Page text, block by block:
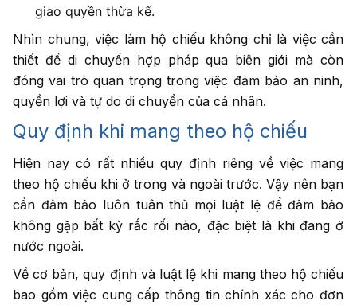
giao quyền thừa kế.
Nhìn chung, việc làm hộ chiếu không chỉ là việc cần
thiết để di chuyển hợp pháp qua biên giới mà còn
đóng vai trò quan trọng trong việc đảm bảo an ninh,
quyền lợi và tự do di chuyển của cá nhân.
Quy định khi mang theo hộ chiếu
Hiện nay có rất nhiều quy định riêng về việc mang
theo hộ chiếu khi ở trong và ngoài trước. Vậy nên bạn
cần đảm bảo luôn tuân thủ mọi luật lệ để đảm bảo
không gặp bất kỳ rắc rối nào, đặc biệt là khi đang ở
nước ngoài.
Về cơ bản, quy định và luật lệ khi mang theo hộ chiếu
bao gồm việc cung cấp thông tin chính xác cho đơn